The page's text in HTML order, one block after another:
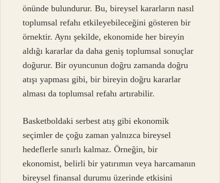
önünde bulundurur. Bu, bireysel kararların nasıl
toplumsal refahı etkileyebileceğini gösteren bir
örnektir. Aynı şekilde, ekonomide her bireyin
aldığı kararlar da daha geniş toplumsal sonuçlar
doğurur. Bir oyuncunun doğru zamanda doğru
atışı yapması gibi, bir bireyin doğru kararlar
alması da toplumsal refahı artırabilir.
Basketboldaki serbest atış gibi ekonomik
seçimler de çoğu zaman yalnızca bireysel
hedeflerle sınırlı kalmaz. Örneğin, bir
ekonomist, belirli bir yatırımın veya harcamanın
bireysel finansal durumu üzerinde etkisini